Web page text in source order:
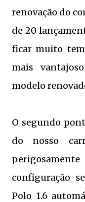
renovação do
de 20
ficar muito
mais
modelo
O segundo
do nosso
configuração
Polo 1.6